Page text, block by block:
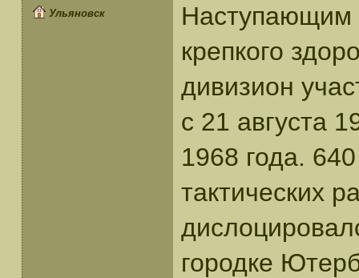
Ульяновск
крепкого
дивизион
с 21 августа
1968 года.
тактических
городке